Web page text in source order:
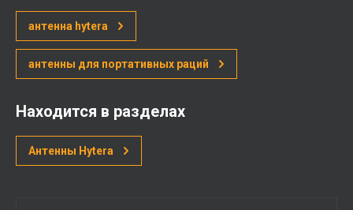
антенна hytera
антенны для портативных раций
Находится в разделах
Антенны Hytera